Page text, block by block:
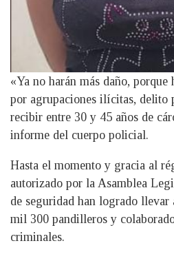
«Ya no harán más daño, porque
por agrupaciones ilícitas, delito
recibir entre 30 y 45 años de
informe del cuerpo policial.
Hasta el momento y gracia al
autorizado por la Asamblea
de seguridad han logrado llevar
mil 300 pandilleros y
criminales.